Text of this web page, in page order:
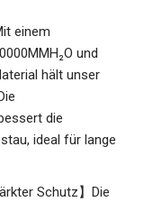
einem
und
hält unser
die
ideal für lange
Schutz】Die